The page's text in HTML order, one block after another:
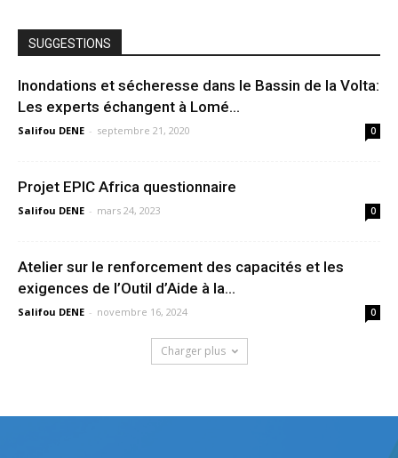
SUGGESTIONS
Inondations et sécheresse dans le Bassin de la Volta:
Les experts échangent à Lomé...
Salifou DENE - septembre 21, 2020 0
Projet EPIC Africa questionnaire
Salifou DENE - mars 24, 2023 0
Atelier sur le renforcement des capacités et les
exigences de l’Outil d’Aide à la...
Salifou DENE - novembre 16, 2024 0
Charger plus